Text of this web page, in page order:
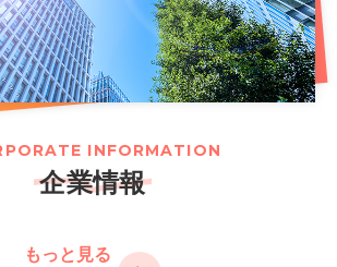
INFORMATION
企業情報
もっと見る